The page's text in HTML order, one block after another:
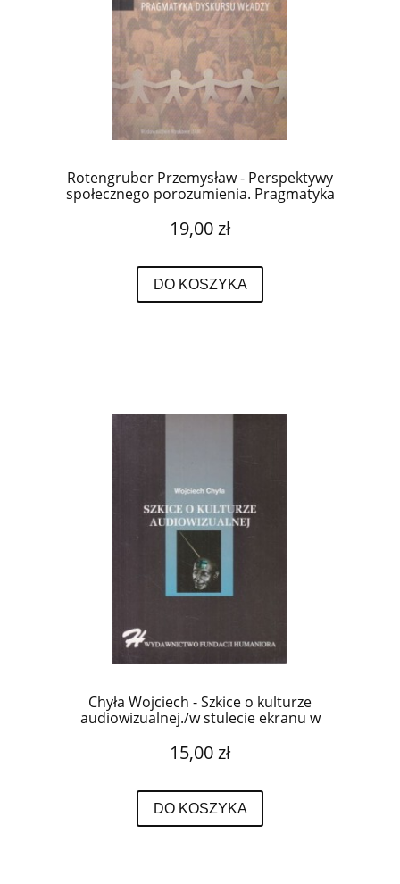
Rotengruber Przemysław - Perspektywy
społecznego porozumienia. Pragmatyka
19,00 zł
DO KOSZYKA
Chyła Wojciech - Szkice o kulturze
audiowizualnej./w stulecie ekranu w
15,00 zł
DO KOSZYKA